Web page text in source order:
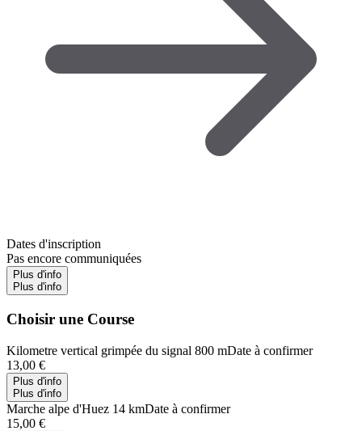
Dates d'inscription
Pas encore communiquées
Plus d'info
Plus d'info
Choisir une Course
Kilometre vertical grimpée du signal 800 mDate à confirmer
13,00 €
Plus d'info
Plus d'info
Marche alpe d'Huez 14 kmDate à confirmer
15,00 €